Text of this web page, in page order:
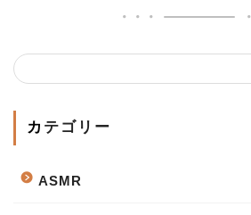
カテゴリー
ASMR